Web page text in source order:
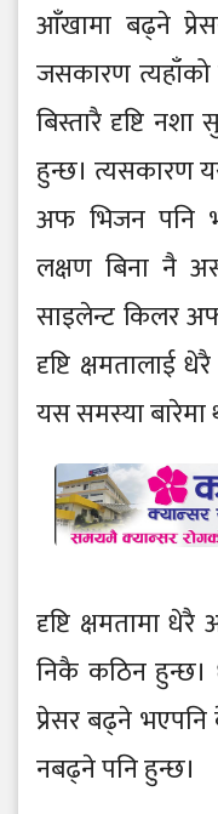
आँखामा बढ्ने
जसकारण
बिस्तारै दृष्टि
हुन्छ। त्यसकारण
अफ भिजन पनि
लक्षण बिना नै
साइलेन्ट किलर
दृष्टि क्षमतालाई
यस समस्या बारेमा
दृष्टि क्षमतामा
निकै कठिन
प्रेसर बढ्ने
नबढ्ने पनि हुन्छ।